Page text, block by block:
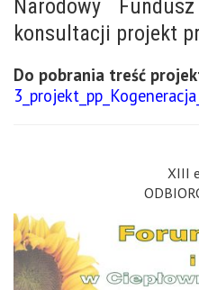
Narodowy
konsultacji projekt
Do pobrania treść
XIII